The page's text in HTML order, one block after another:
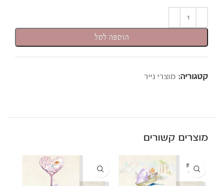
הוספה לסל
קטגוריה: מוצרי נייר
מוצרים קשורים
SOLD
OUT